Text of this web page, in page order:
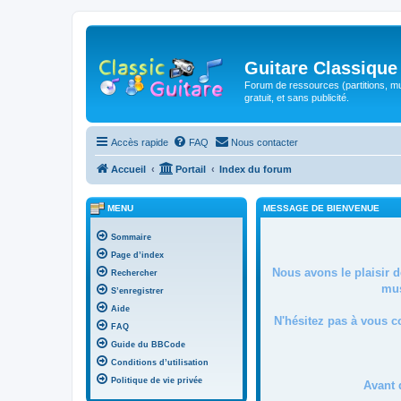
Guitare Classique
Forum de ressources (partitions,
gratuit, et sans publicité.
Accès rapide FAQ Nous contacter
Accueil Portail Index du forum
MESSAGE DE BIENVENUE
Nous avons le plaisir
N'hésitez pas à vous
Avant
MENU
Sommaire
Page d’index
Rechercher
S’enregistrer
Aide
FAQ
Guide du BBCode
Conditions d’utilisation
Politique de vie privée